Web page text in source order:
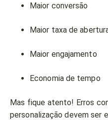
Maior conversão
Maior taxa de
Maior engajamento
Economia de tempo
Mas fique atento! Erros
personalização devem ser